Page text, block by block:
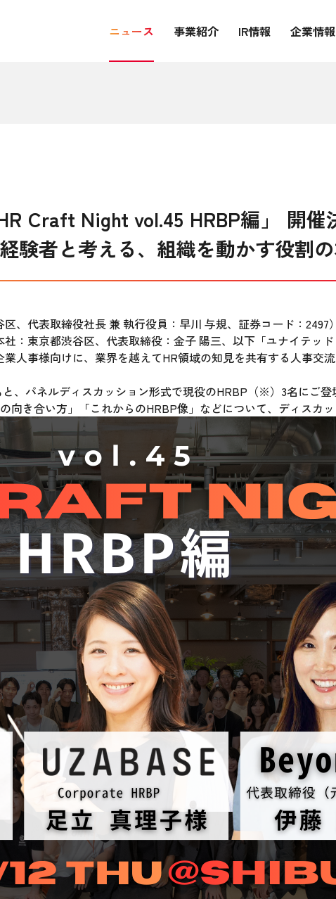
ニュース 事業紹介 IR情報 企業情報
Craft Night vol.45 HRBP編」 開
験者と考える、組織を動かす役割
、代表取締役社長 兼 執行役員：早川 与規、証券コード：2497
：東京都渋谷区、代表取締役：金子 陽三、以下「ユナイテッド
人事様向けに、業界を越えてHR領域の知見を共有する人事交
、パネルディスカッション形式で現役のHRBP（※）3名にご
き合い方」「これからのHRBP像」などについて、ディスカッ